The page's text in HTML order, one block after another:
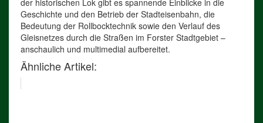
der historischen Lok gibt es spannende Einblicke in die
Geschichte und den Betrieb der Stadteisenbahn, die
Bedeutung der Rollbocktechnik sowie den Verlauf des
Gleisnetzes durch die Straßen im Forster Stadtgebiet –
anschaulich und multimedial aufbereitet.
Ähnliche Artikel: